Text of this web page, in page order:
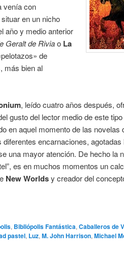
venía con
en un nicho
año y medio anterior
Geralt de Riviao La
de
más bien al
, leído cuatro años después,
gusto del lector medio de este
en aquel momento de las novelas
encarnaciones,
una mayor atención. De hecho la
es en muchos momentos un
New Worldsy creador del
, Bibliópolis Fantástica, Caballeros de
pastel, Luz, M. John Harrison, Michael